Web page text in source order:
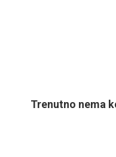
Trenutno nema